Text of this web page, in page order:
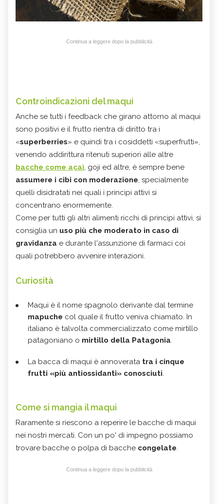
Continua a leggere dopo la pubblicità
Controindicazioni del maqui
Anche se tutti i feedback che girano attorno al maqui
sono positivi e il frutto rientra di diritto tra i
«superberries» e quindi tra i cosiddetti «superfrutti»,
venendo addirittura ritenuti superiori alle altre
bacche come açaì, goji ed altre, è sempre bene
assumere i cibi con moderazione, specialmente
quelli disidratati nei quali i principi attivi si
concentrano enormemente.
Come per tutti gli altri alimenti ricchi di principi attivi, si
consiglia un uso più che moderato in caso di
gravidanza e durante l'assunzione di farmaci coi
quali potrebbero avvenire interazioni.
Curiosità
Maqui è il nome spagnolo derivante dal termine
mapuche col quale il frutto veniva chiamato. In
italiano è talvolta commercializzato come mirtillo
patagoniano o mirtillo della Patagonia.
La bacca di maqui è annoverata tra i cinque
frutti «più antiossidanti» conosciuti.
Come si mangia il maqui
Raramente si riescono a reperire le bacche di maqui
nei nostri mercati. Con un po' di impegno possiamo
trovare bacche o polpa di bacche congelate.
Continua a leggere dopo la pubblicità